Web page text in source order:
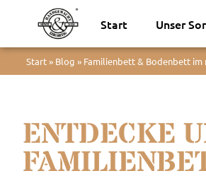
Start Unser
Start» Blog » Familienbett & Bodenbett im
ENTDECKE